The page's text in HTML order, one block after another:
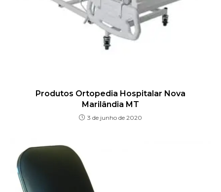
Produtos Ortopedia Hospitalar Nova
Marilândia MT
3 de junho de 2020